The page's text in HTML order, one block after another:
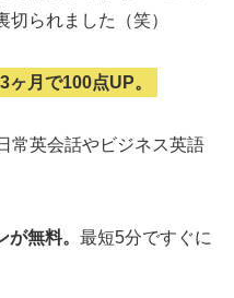
られました（笑）
月で100点UP。
常英会話やビジネス英語
無料。 最短5分ですぐに